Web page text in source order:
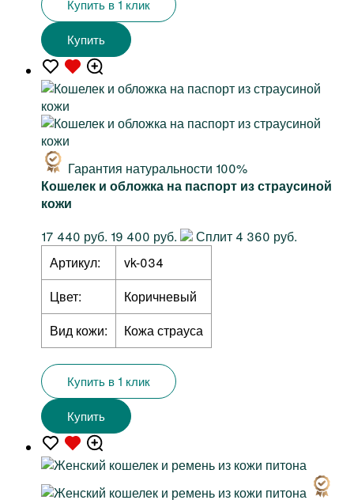
Купить в 1 клик
Купить
Гарантия натуральности 100%
Кошелек и обложка на паспорт из страусиной
кожи
17 440 руб. 19 400 руб.
Сплит 4 360 руб.
Артикул:
vk-034
Цвет:
Коричневый
Вид кожи:
Кожа страуса
Купить в 1 клик
Купить